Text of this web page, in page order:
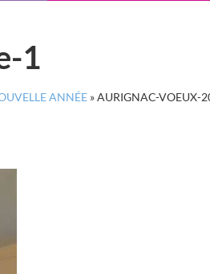
1
ANNÉE »AURIGNAC-VOEUX-